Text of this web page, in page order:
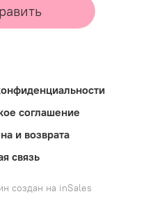
соглашение
и возврата
связь
создан на inSales